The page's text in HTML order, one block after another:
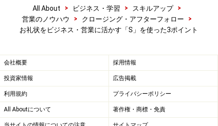
コメントに自信がないときは、絵葉書を使って気持ちを伝え
しかし、いくら短くても、ありきたりの文章の羅列では
あまりにも味気ない。できたら気の利いた台詞を書きた
いものです。
All About > ビジネス・学習 > スキルアップ
>
営業のノウハウ
> クロージング・アフターフォロー
>
お礼状をビジネス・営業に活かす「S」を使った3ポイント
会社概要 採用情報
投資家情報 広告掲載
利用規約 プライバシーポリシー
All Aboutについて 著作権・商標・免責